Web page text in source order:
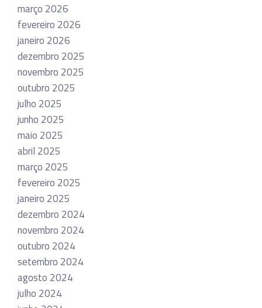
março 2026
fevereiro 2026
janeiro 2026
dezembro 2025
novembro 2025
outubro 2025
julho 2025
junho 2025
maio 2025
abril 2025
março 2025
fevereiro 2025
janeiro 2025
dezembro 2024
novembro 2024
outubro 2024
setembro 2024
agosto 2024
julho 2024